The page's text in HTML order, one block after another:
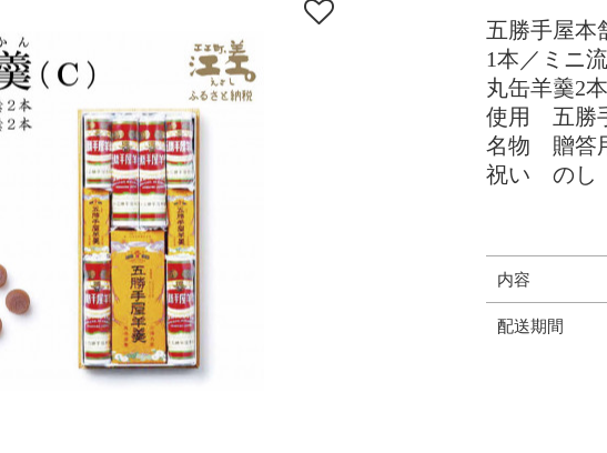
五勝手屋本
1本／ミニ
丸缶羊羹2
使用 五勝
名物 贈
祝い の
内容
配送期間